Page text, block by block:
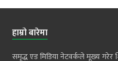
हाम्रो बारेमा
समृद्ध एड मिडिया नेटवर्कले मूख्य गरेर